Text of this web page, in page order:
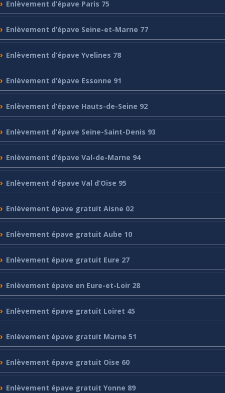
Enlèvement d’épave Paris 75
Enlèvement d’épave Seine-et-Marne 77
Enlèvement d’épave Yvelines 78
Enlèvement d’épave Essonne 91
Enlèvement d’épave Hauts-de-Seine 92
Enlèvement d’épave Seine-Saint-Denis 93
Enlèvement d’épave Val-de-Marne 94
Enlèvement d’épave Val d’Oise 95
Enlèvement épave gratuit Aisne 02
Enlèvement épave gratuit Aube 10
Enlèvement épave gratuit Eure 27
Enlèvement épave en Eure-et-Loir 28
Enlèvement épave gratuit Loiret 45
Enlèvement épave gratuit Marne 51
Enlèvement épave gratuit Oise 60
Enlèvement épave gratuit Yonne 89